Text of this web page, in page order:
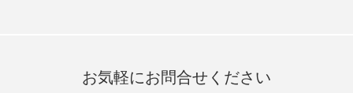
お気軽にお問合せください